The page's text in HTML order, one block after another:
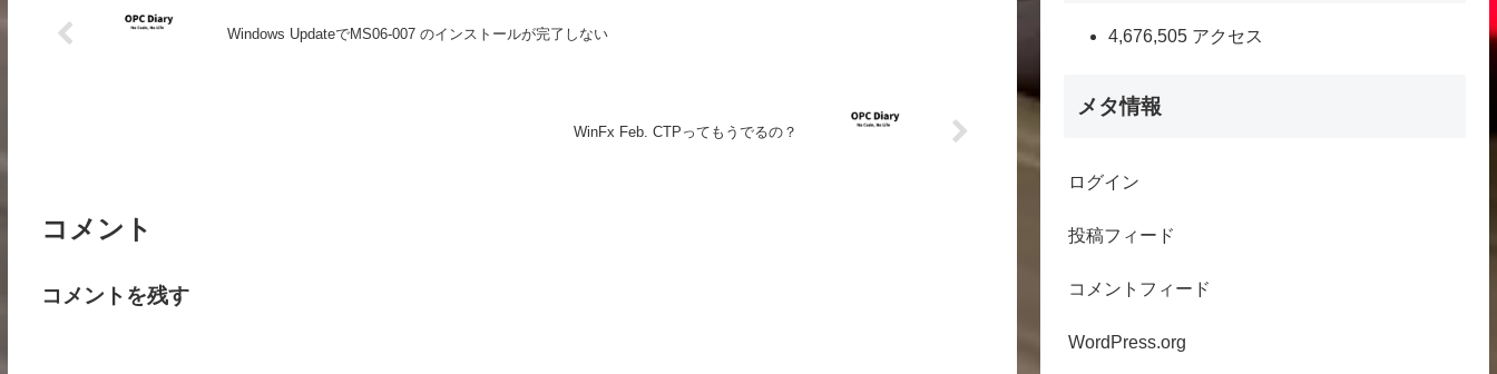
Windows UpdateでMS06-007 のインストールが完了しない
WinFx Feb. CTPってもうでるの？
コメント
コメントを残す
4,676,505 アクセス
メタ情報
ログイン
投稿フィード
コメントフィード
WordPress.org